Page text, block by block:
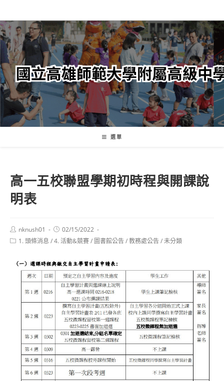
轉
至
主
內
容
選單
高一五校聯盟學期初時程與開課說
明表
Post
author:
nknush01
Post
published:
02/15/2022
Post1. 頭條消息 /4. 活動&競賽/ 圖書館公告/教務處公告/未分類